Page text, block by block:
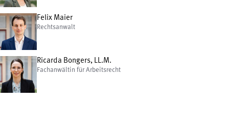
Felix Maier
Rechtsanwalt
Ricarda Bongers, LL.M.
Fachanwältin für Arbeitsrecht